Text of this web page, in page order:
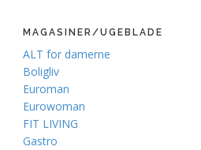
MAGASINER/UGEBLADE
ALT for damerne
Boligliv
Euroman
Eurowoman
FIT LIVING
Gastro